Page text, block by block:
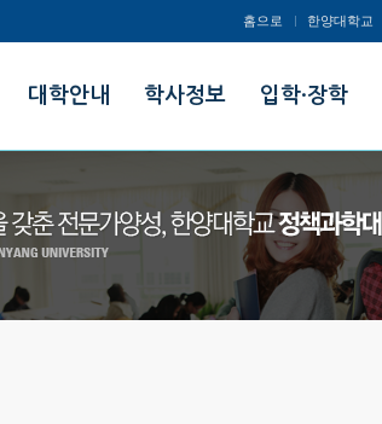
홈으로 한양대학교
대학안내 학사정보 입학·장학